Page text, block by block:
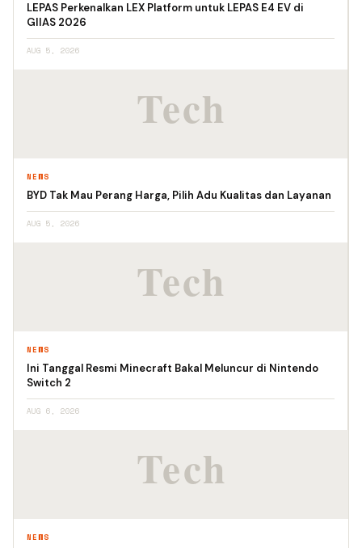
LEPAS Perkenalkan LEX Platform untuk LEPAS E4 EV di
GIIAS 2026
AUG 5, 2026
NEWS
BYD Tak Mau Perang Harga, Pilih Adu Kualitas dan Layanan
AUG 5, 2026
NEWS
Ini Tanggal Resmi Minecraft Bakal Meluncur di Nintendo
Switch 2
AUG 6, 2026
NEWS